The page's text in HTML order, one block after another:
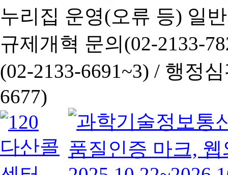
누리집 운영(오류 등) 일
규제개혁 문의(02-2133-
(02-2133-6691~3) / 행정심
6677)